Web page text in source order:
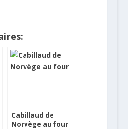
Cabillaud de
Norvège au four